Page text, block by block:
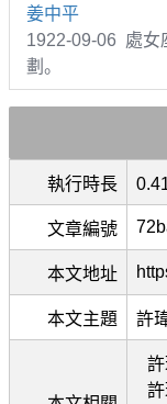
姜中平
1922-09-06 處女
劃。
執行時長
文章編號
本文地址
本文主題 許